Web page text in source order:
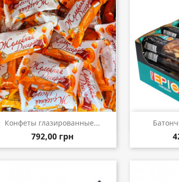
Конфеты глазированные...
792,00 грн
Быстрый просмотр 